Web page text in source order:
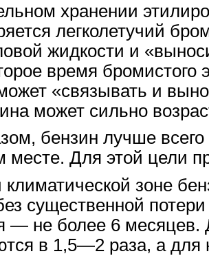
хранении
легколетучий
жидкости и
время бромистого
«связывать и
может сильно
бензин лучше
месте. Для этой цели
зоне
существенной
— не более 6 месяцев.
в 1,5—2 раза, а